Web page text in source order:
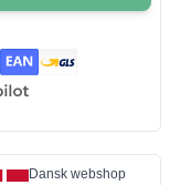
Dansk webshop